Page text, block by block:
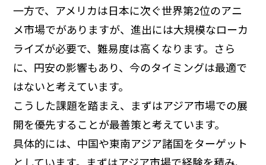
一方で、アメリカは日本に次ぐ世界第2位のアニ
メ市場でがありますが、進出には大規模なローカ
ライズが必要で、難易度は高くなります。さら
に、円安の影響もあり、今のタイミングは最適で
はないと考えています。
こうした課題を踏まえ、まずはアジア市場での展
開を優先することが最善策と考えています。
具体的には、中国や東南アジア諸国をターゲット